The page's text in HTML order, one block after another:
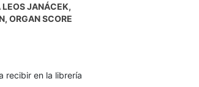
JANÁCEK,
ORGAN SCORE
recibir en la librería